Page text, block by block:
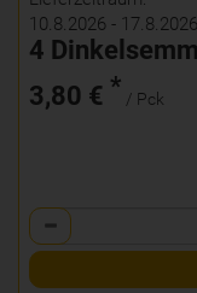
10.8.2026 - 17.8.2026
4
3,80 € * / Pck
Anzahl